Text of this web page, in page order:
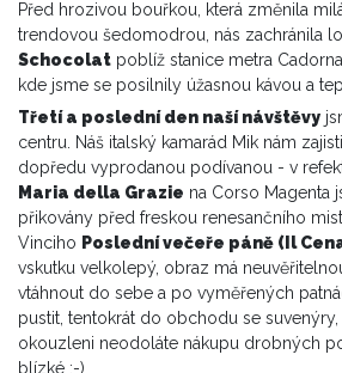
Před hrozivou bouřkou, která změnila
trendovou šedomodrou, nás zachránila
Schocolat poblíž stanice metra
kde jsme se posilnily úžasnou kávou a
Třetí a poslední den naší návštěvy
centru. Náš italský kamarád Mik nám
dopředu vyprodanou podívanou - v
Maria della Grazie na Corso Magenta
přikovány před freskou renesančního
Vinciho Poslední večeře páně (Il
vskutku velkolepý, obraz má
vtáhnout do sebe a po vyměřených
pustit, tentokrát do obchodu se
okouzleni neodoláte nákupu drobných
blízké :-)